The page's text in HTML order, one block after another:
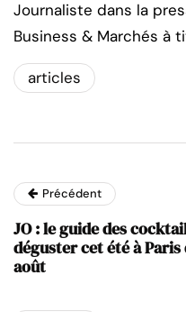
Journaliste dans la
Business & Marchés à
articles
Précédent
JO : le guide des
déguster cet été à
août